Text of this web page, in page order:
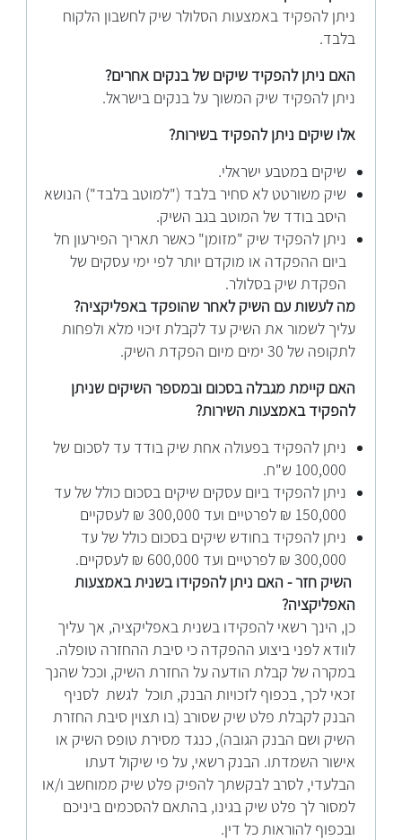
ניתן להפקיד באמצעות הסלולר שיק לחשבון הלקוח
בלבד.
האם ניתן להפקיד שיקים של בנקים אחרים?
ניתן להפקיד שיק המשוך על בנקים בישראל.
אלו שיקים ניתן להפקיד בשירות?
שיקים במטבע ישראלי.
שיק משורטט לא סחיר בלבד ("למוטב בלבד") הנושא
היסב בודד של המוטב בגב השיק.
ניתן להפקיד שיק "מזומן" כאשר תאריך הפירעון חל
ביום ההפקדה או מוקדם יותר לפי ימי עסקים של
הפקדת שיק בסלולר.
מה לעשות עם השיק לאחר שהופקד באפליקציה?
עליך לשמור את השיק עד לקבלת זיכוי מלא ולפחות
לתקופה של 30 ימים מיום הפקדת השיק.
האם קיימת מגבלה בסכום ובמספר השיקים שניתן
להפקיד באמצעות השירות?
ניתן להפקיד בפעולה אחת שיק בודד עד לסכום של
100,000 ש"ח.
ניתן להפקיד ביום עסקים שיקים בסכום כולל של עד
150,000 ₪ לפרטיים ועד 300,000 ₪ לעסקיים
ניתן להפקיד בחודש שיקים בסכום כולל של עד
300,000 ₪ לפרטיים ועד 600,000 ₪ לעסקיים.
השיק חזר - האם ניתן להפקידו בשנית באמצעות
האפליקציה?
כן, הינך רשאי להפקידו בשנית באפליקציה, אך עליך
לוודא לפני ביצוע ההפקדה כי סיבת ההחזרה טופלה.
במקרה של קבלת הודעה על החזרת השיק, וככל שהנך
זכאי לכך, בכפוף לזכויות הבנק, תוכל לגשת לסניף
הבנק לקבלת פלט שיק שסורב (בו תצוין סיבת החזרת
השיק ושם הבנק הגובה), כנגד מסירת טופס השיק או
אישור השמדתו. הבנק רשאי, על פי שיקול דעתו
הבלעדי, לסרב לבקשתך להפיק פלט שיק ממוחשב ו/או
למסור לך פלט שיק בגינו, בהתאם להסכמים ביניכם
ובכפוף להוראות כל דין.